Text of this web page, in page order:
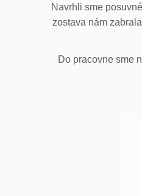
Navrhli sme
zostava nám
Do pracovne sme